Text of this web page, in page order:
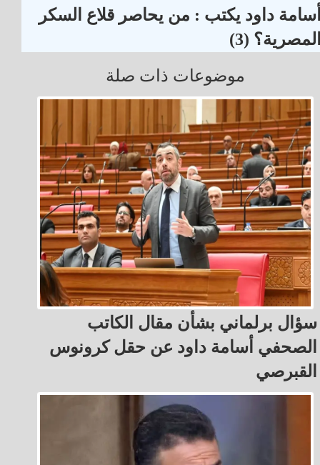
داود يكتب : من يحاصر قلاع السكر
(3)
موضوعات ذات صلة
سؤال برلماني بشأن مقال الكاتب
الصحفي أسامة داود عن حقل كرونوس
القبرصي